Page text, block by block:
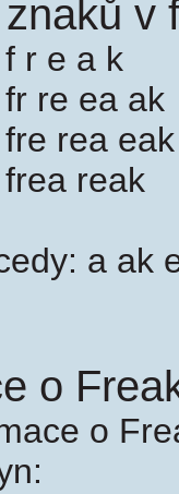
v
r e a k
re ea ak
rea eak
reak
a ak
o
o